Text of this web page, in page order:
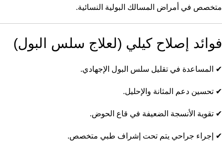
متخصص في أمراض المسالك البولية النسائية.
فوائد إصلاح كيلي (لعلاج سلس البول)
✔ المساعدة في تقليل سلس البول الإجهادي.
✔ تحسين دعم المثانة والإحليل.
✔ تقوية الأنسجة الضعيفة في قاع الحوض.
✔ إجراء جراحي يتم تحت إشراف طبي متخصص.